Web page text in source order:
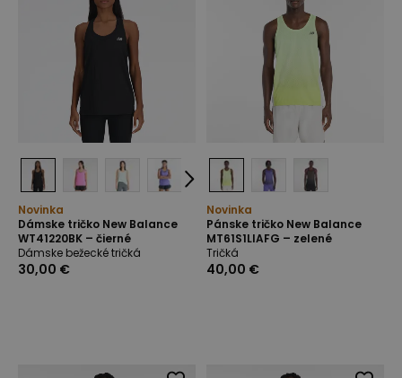
Novinka
Dámske tričko New Balance
WT41220BK – čierné
Dámske bežecké tričká
30,00 €
Novinka
Pánske tričko New Balance
MT61S1LIAFG – zelené
Tričká
40,00 €